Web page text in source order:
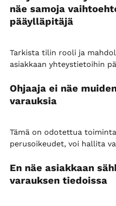
näe samoja
pääylläpitäjä
Tarkista tilin rooli ja
asiakkaan yhteystietoihin
Ohjaaja ei näe
varauksia
Tämä on odotettua
perusoikeudet, voi hallita
En näe asiakkaan
varauksen tiedoissa